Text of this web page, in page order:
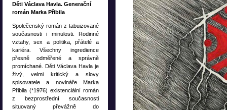
Děti Václava Havla. Generační
román Marka Přibila
Společenský román z tabuizované
současnosti i minulosti. Rodinné
vztahy, sex a politika, přátelé a
kariéra. Všechny ingredience
přesně odměřené a správně
promíchané. Děti Václava Havla je
živý, velmi kritický a slovy
spisovatele a novináře Marka
Přibila (*1976) existenciální román
z bezprostřední současnosti
situovaný převážně do